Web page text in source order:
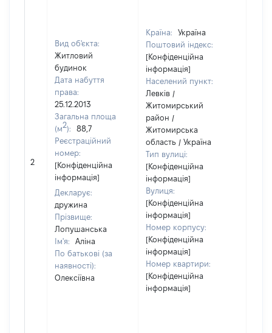
2
Вид об'єкта:
Житловий
будинок
Дата набуття
права:
25.12.2013
Загальна площа
(м2):
88,7
Реєстраційний
номер:
[Конфіденційна
інформація]
Декларує:
дружина
Прізвище:
Лопушанська
Ім'я:
Аліна
По батькові (за
наявності):
Олексіївна
Країна:
Україна
Поштовий індекс:
[Конфіденційна
інформація]
Населений пункт:
Левків /
Житомирський
район /
Житомирська
область / Україна
Тип вулиці:
[Конфіденційна
інформація]
Вулиця:
[Конфіденційна
інформація]
Номер корпусу:
[Конфіденційна
інформація]
Номер квартири:
[Конфіденційна
інформація]